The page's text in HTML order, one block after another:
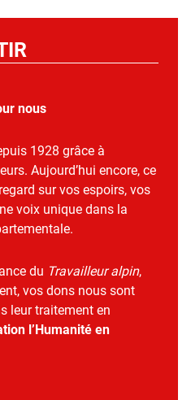
nous
1928 grâce à
Aujourd’hui encore, ce
sur vos espoirs, vos
voix unique dans la
du Travailleur alpin,
vos dons nous sont
leur traitement en
l’Humanité en